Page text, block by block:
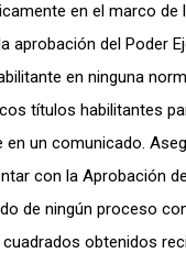
en el marco
del Poder
en ninguna
títulos habilitantes
un comunicado.
con la Aprobación
de ningún proceso
obtenidos